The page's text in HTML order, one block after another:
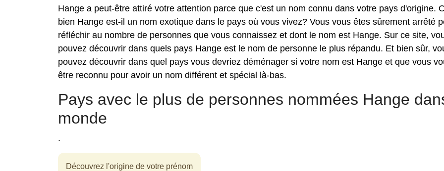
Hange a peut-être attiré votre attention parce que c'est un nom connu dans votre pays d'origine.
bien Hange est-il un nom exotique dans le pays où vous vivez? Vous vous êtes sûrement arrêté
réfléchir au nombre de personnes que vous connaissez et dont le nom est Hange. Sur ce site,
pouvez découvrir dans quels pays Hange est le nom de personne le plus répandu. Et bien sûr,
pouvez découvrir dans quel pays vous devriez déménager si votre nom est Hange et que vous
être reconnu pour avoir un nom différent et spécial là-bas.
Pays avec le plus de personnes nommées Hange
monde
.
Découvrez l'origine de votre prénom